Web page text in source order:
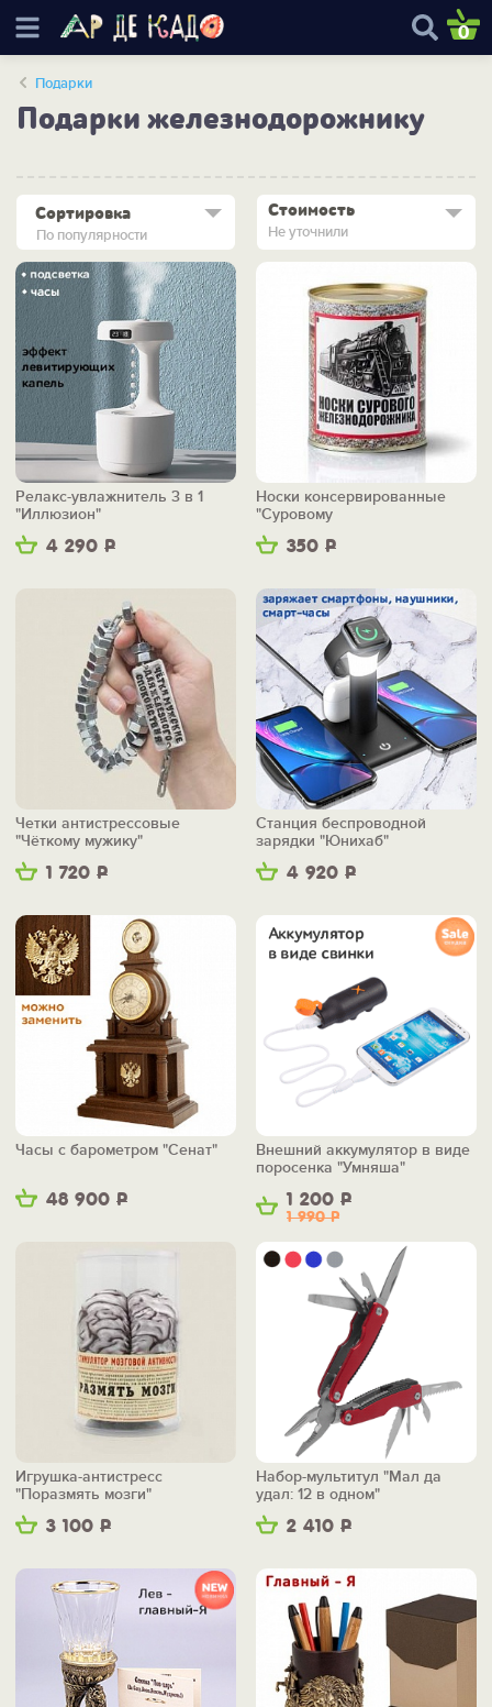
0
Подарки
Подарки железнодорожнику
По популярности
Сортировка Стоимость
Не уточнили
4 290 Р
Релакс-увлажнитель 3 в 1
"Иллюзион"
350 Р
Носки консервированные
"Суровому
железнодорожнику"
1 720 Р
Четки антистрессовые
"Чёткому мужику"
4 920 Р
Станция беспроводной
зарядки "Юнихаб"
48 900 Р
Часы с барометром "Сенат"
1 200 Р
1 990Р
Внешний аккумулятор в виде
поросенка "Умняша"
3 100 Р
Игрушка-антистресс
"Поразмять мозги"
2 410 Р
Набор-мультитул "Мал да
удал: 12 в одном"